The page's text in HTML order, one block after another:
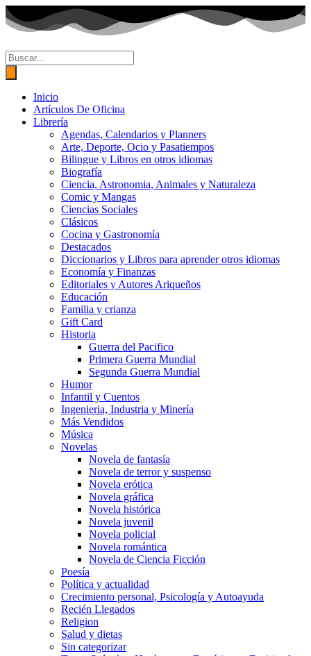
Ir
al
contenido
Búsqueda
de
productos
Inicio
Artículos De Oficina
Librería
Agendas, Calendarios y Planners
Arte, Deporte, Ocio y Pasatiempos
Bilingue y Libros en otros idiomas
Biografía
Ciencia, Astronomia, Animales y Naturaleza
Comic y Mangas
Ciencias Sociales
Clásicos
Cocina y Gastronomía
Destacados
Diccionarios y Libros para aprender otros idiomas
Economía y Finanzas
Editoriales y Autores Ariqueños
Educación
Familia y crianza
Gift Card
Historia
Guerra del Pacifico
Primera Guerra Mundial
Segunda Guerra Mundial
Humor
Infantil y Cuentos
Ingenieria, Industria y Minería
Más Vendidos
Música
Novelas
Novela de fantasía
Novela de terror y suspenso
Novela erótica
Novela gráfica
Novela histórica
Novela juvenil
Novela policial
Novela romántica
Novela de Ciencia Ficción
Poesía
Política y actualidad
Crecimiento personal, Psicología y Autoayuda
Recién Llegados
Religion
Salud y dietas
Sin categorizar